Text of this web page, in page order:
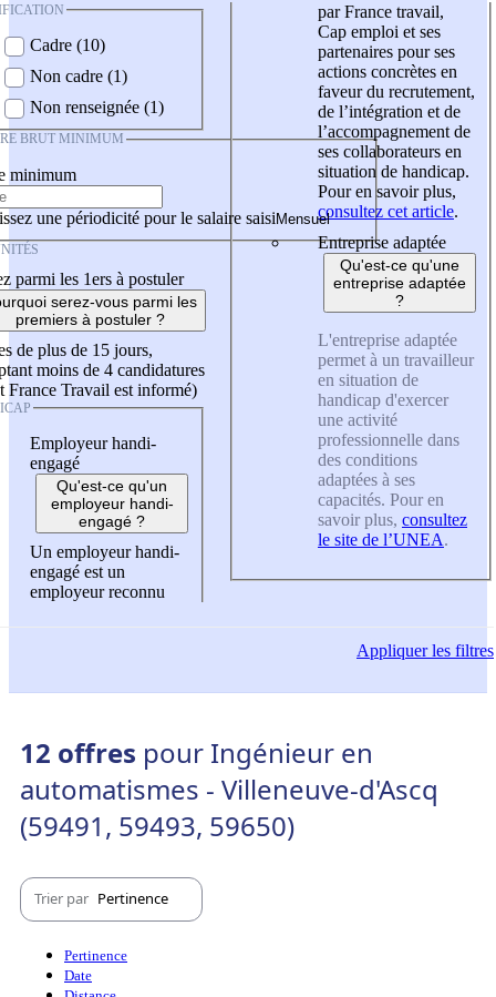
Cadre (10)
Non cadre (1)
Non renseignée (1)
BRUT MINIMUM
minimum
une périodicité pour le salaire saisi
parmi les 1ers à postuler
serez-vous parmi les
premiers à postuler ?
de plus de 15 jours,
moins de 4 candidatures
France Travail est informé)
Employeur handi-
engagé
Qu'est-ce qu'un
employeur handi-
engagé ?
Un employeur handi-
engagé est un
employeur reconnu
par France travail,
Cap emploi et ses
partenaires pour ses
actions concrètes en
faveur du recrutement,
de l’intégration et de
l’accompagnement de
ses collaborateurs en
situation de handicap.
Pour en savoir plus,
consultez cet article.
Entreprise adaptée
Qu'est-ce qu'une
entreprise adaptée
?
L'entreprise adaptée
permet à un travailleur
en situation de
handicap d'exercer
une activité
professionnelle dans
des conditions
adaptées à ses
capacités. Pour en
savoir plus, consultez
le site de l’UNEA.
Appliquerles filtres
12 offres pour Ingénieur en
automatismes - Villeneuve-d'Ascq
(59491, 59493, 59650)
Trier par Pertinence
Pertinence
Date